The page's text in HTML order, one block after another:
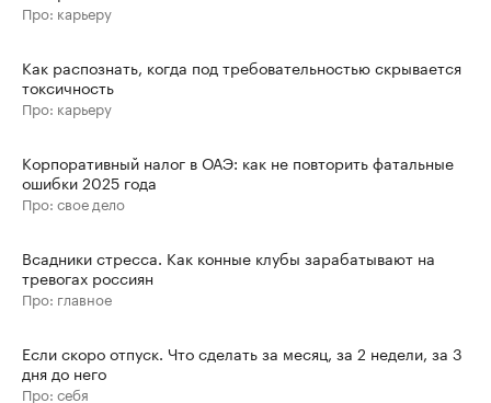
Про: карьеру
Как распознать, когда под требовательностью скрывается
токсичность
Про: карьеру
Корпоративный налог в ОАЭ: как не повторить фатальные
ошибки 2025 года
Про: свое дело
Всадники стресса. Как конные клубы зарабатывают на
тревогах россиян
Про: главное
Если скоро отпуск. Что сделать за месяц, за 2 недели, за 3
дня до него
Про: себя